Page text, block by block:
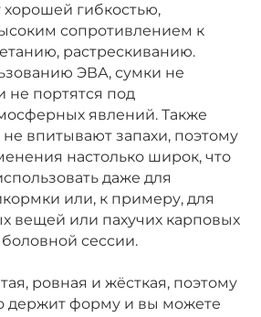
хорошей гибкостью,
сопротивлением к
растрескиванию.
ЭВА, сумки не
портятся под
явлений. Также
впитывают запахи, поэтому
настолько широк, что
даже для
или, к примеру, для
вещей или пахучих карповых
сессии.
ровная и жёсткая, поэтому
держит форму и вы можете